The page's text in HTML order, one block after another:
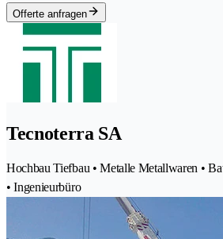
Offerte anfragen
Tecnoterra SA
Hochbau Tiefbau • Metalle Metallwaren •
• Ingenieurbüro